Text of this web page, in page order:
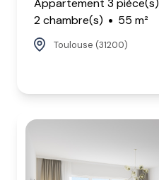
Appartement 3 pièce(s)
2 chambre(s)
55 m²
Toulouse (31200)